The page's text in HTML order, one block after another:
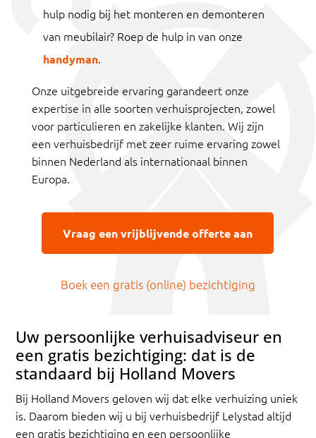
hulp nodig bij het monteren en demonteren
van meubilair? Roep de hulp in van onze
handyman.
Onze uitgebreide ervaring garandeert onze
expertise in alle soorten verhuisprojecten, zowel
voor particulieren en zakelijke klanten. Wij zijn
een verhuisbedrijf met zeer ruime ervaring zowel
binnen Nederland als internationaal binnen
Europa.
Vraag een vrijblijvende offerte aan
Boek een gratis (online) bezichtiging
Uw persoonlijke verhuisadviseur en
een gratis bezichtiging: dat is de
standaard bij Holland Movers
Bij Holland Movers geloven wij dat elke verhuizing uniek
is. Daarom bieden wij u bij verhuisbedrijf Lelystad altijd
een gratis bezichtiging en een persoonlijke